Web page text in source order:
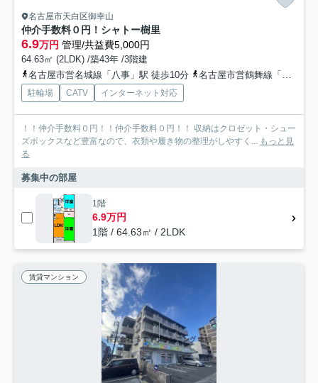
名古屋市天白区御幸山
仲介手数料０円！シャトー樹里
6.9万円 管理/共益費5,000円
64.63㎡ (2LDK) /築43年 /3階建
名古屋市営名城線「八事」駅 徒歩10分
名古屋市営鶴舞線「塩釜口」駅 徒歩14分
駐輪場 CATV インターネット対応
！！仲介手数料０円！！仲介手数料０円！！ 収納はクロゼット・シュー
ズボックスなど豊富なので、衣類や履き物の整理がしやすく... もっと見
る
募集中の部屋
1階
6.9万円
1階 / 64.63㎡ / 2LDK
賃貸マンション